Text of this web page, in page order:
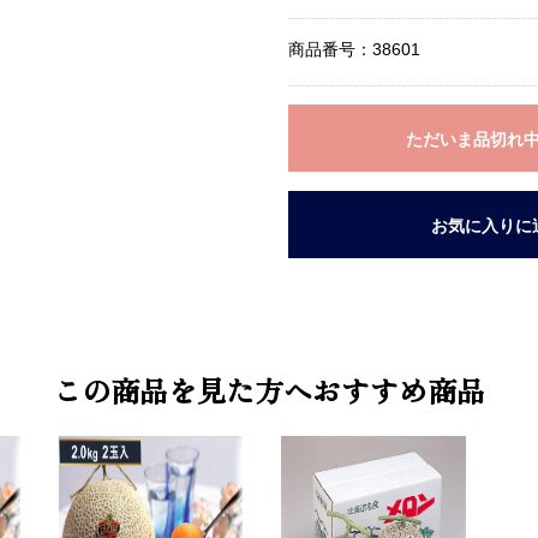
商品番号：38601
ただいま品切れ中
お気に入りに
この商品を見た方へおすすめ商品